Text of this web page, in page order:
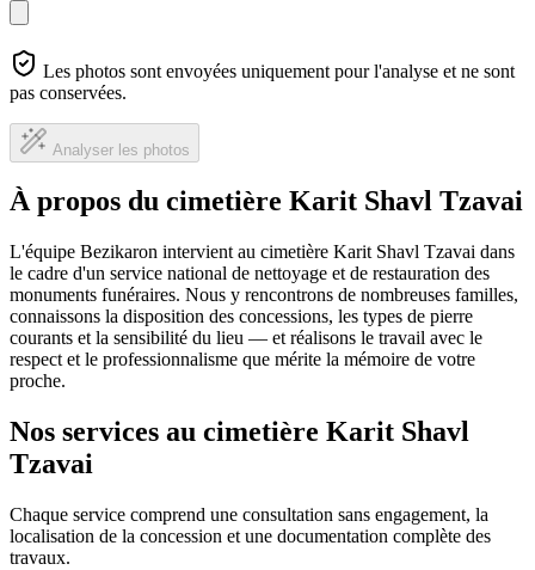
Les photos sont envoyées uniquement pour l'analyse et ne sont
pas conservées.
Analyser les photos
À propos du cimetière Karit Shavl Tzavai
L'équipe Bezikaron intervient au cimetière Karit Shavl Tzavai dans
le cadre d'un service national de nettoyage et de restauration des
monuments funéraires. Nous y rencontrons de nombreuses familles,
connaissons la disposition des concessions, les types de pierre
courants et la sensibilité du lieu — et réalisons le travail avec le
respect et le professionnalisme que mérite la mémoire de votre
proche.
Nos services au cimetière Karit Shavl
Tzavai
Chaque service comprend une consultation sans engagement, la
localisation de la concession et une documentation complète des
travaux.